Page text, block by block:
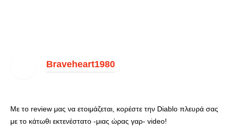
Braveheart1980
Με το review μας να ετοιμάζεται, κορέστε την Diablo πλευρά σας
με το κάτωθι εκτενέστατο -μιας ώρας γαρ- video!